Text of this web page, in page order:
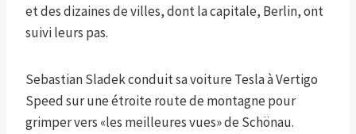
et des dizaines de villes, dont la capitale, Berlin, ont
suivi leurs pas.
Sebastian Sladek conduit sa voiture Tesla à Vertigo
Speed ​​sur une étroite route de montagne pour
grimper vers «les meilleures vues» de Schönau.